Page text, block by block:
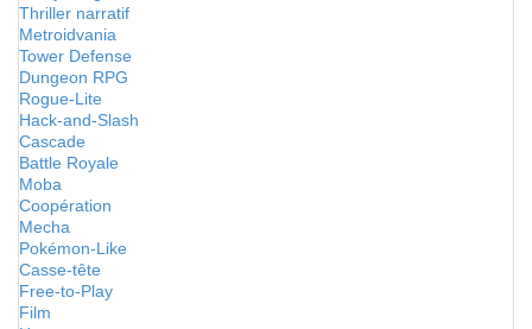
Thriller narratif
Metroidvania
Tower Defense
Dungeon RPG
Rogue-Lite
Hack-and-Slash
Cascade
Battle Royale
Moba
Coopération
Mecha
Pokémon-Like
Casse-tête
Free-to-Play
Film